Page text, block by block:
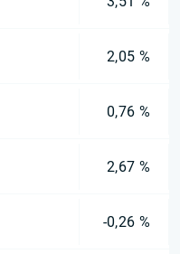
2,05 %
0,76 %
2,67 %
-0,26 %